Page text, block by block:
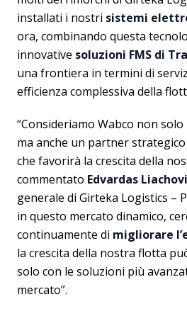
installati i nostri sistemi
ora, combinando questa
innovative soluzioni FMS di
una frontiera in termini di
efficienza complessiva della
“Consideriamo Wabco non
ma anche un partner
che favorirà la crescita della
commentato Edvardas
generale di Girteka Logistics –
in questo mercato dinamico,
continuamente di migliorare
la crescita della nostra flotta
solo con le soluzioni più
mercato”.